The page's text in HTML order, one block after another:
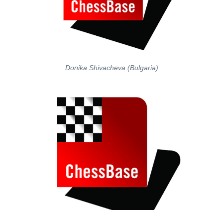
Donika Shivacheva (Bulgaria)